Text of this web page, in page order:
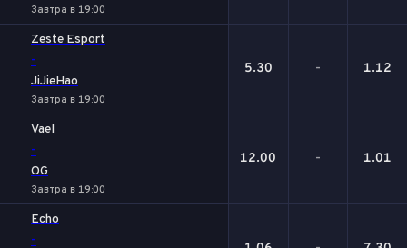
Завтра в 19:00
Zeste Esport
-
JiJieHao
Завтра в 19:00
5.30 - 1.12
Vael
-
OG
Завтра в 19:00
12.00 - 1.01
Echo
-